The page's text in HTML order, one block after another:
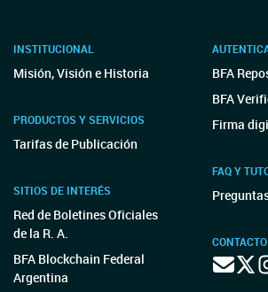
INSTITUCIONAL
Misión, Visión e Historia
PRODUCTOS Y SERVICIOS
Tarifas de Publicación
SITIOS DE INTERÉS
Red de Boletines Oficiales
de la R. A.
BFA Blockchain Federal
Argentina
BFA
BFA
Firma
FAQ Y
CONTACTO